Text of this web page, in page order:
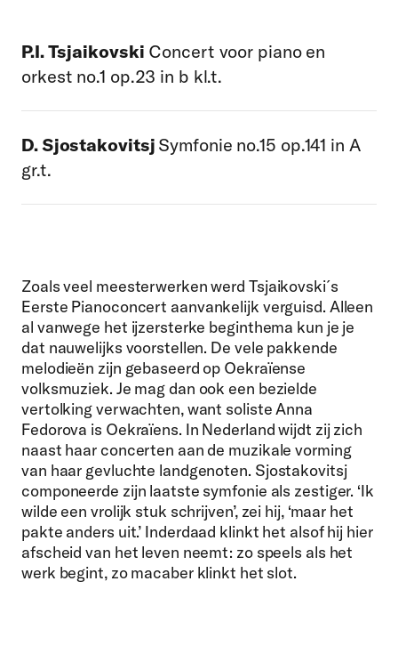
P.I. Tsjaikovski Concert voor piano en
orkest no.1 op.23 in b kl.t.
D. Sjostakovitsj Symfonie no.15 op.141 in A
gr.t.
Zoals veel meesterwerken werd Tsjaikovski´s
Eerste Pianoconcert aanvankelijk verguisd. Alleen
al vanwege het ijzersterke beginthema kun je je
dat nauwelijks voorstellen. De vele pakkende
melodieën zijn gebaseerd op Oekraïense
volksmuziek. Je mag dan ook een bezielde
vertolking verwachten, want soliste Anna
Fedorova is Oekraïens. In Nederland wijdt zij zich
naast haar concerten aan de muzikale vorming
van haar gevluchte landgenoten. Sjostakovitsj
componeerde zijn laatste symfonie als zestiger. ‘Ik
wilde een vrolijk stuk schrijven’, zei hij, ‘maar het
pakte anders uit.’ Inderdaad klinkt het alsof hij hier
afscheid van het leven neemt: zo speels als het
werk begint, zo macaber klinkt het slot.